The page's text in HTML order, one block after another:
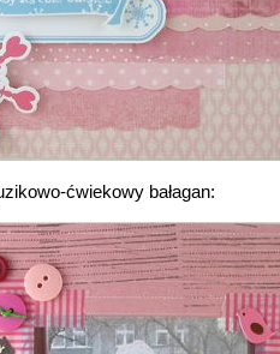
ćwiekowy bałagan: